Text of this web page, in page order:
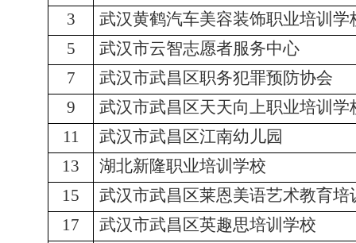
3
武汉黄鹤汽车美容装饰职业培训学
5
武汉市云智志愿者服务中心
7
武汉市武昌区职务犯罪预防协会
9
武汉市武昌区天天向上职业培训学
11
武汉市武昌区江南幼儿园
13
湖北新隆职业培训学校
15
武汉市武昌区莱恩美语艺术教育培
17
武汉市武昌区英趣思培训学校